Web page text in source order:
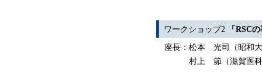
ワークショップ2 「RSC
座長：松本 光司（昭和
村上 節（滋賀医